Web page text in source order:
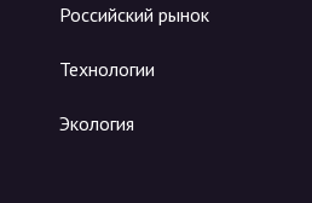
Российский рынок
Технологии
Экология